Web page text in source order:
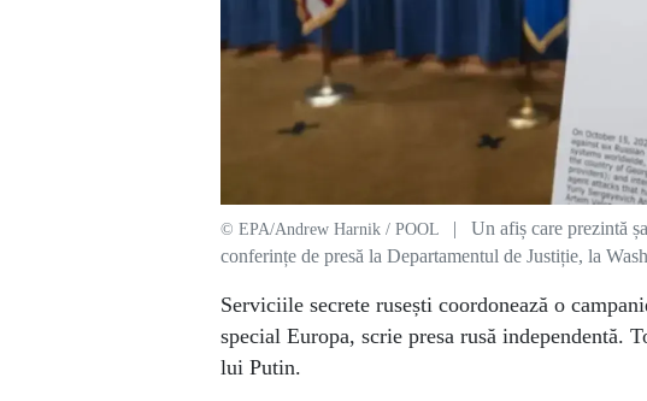
© EPA/Andrew Harnik / POOL
| Un afiș care prezintă
conferințe de presă la Departamentul de Justiție, la
Serviciile secrete rusești coordonează o
special Europa, scrie presa rusă independentă.
lui Putin.